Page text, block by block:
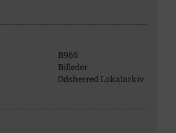
B966
Billeder
Odsherred Lokalarkiv